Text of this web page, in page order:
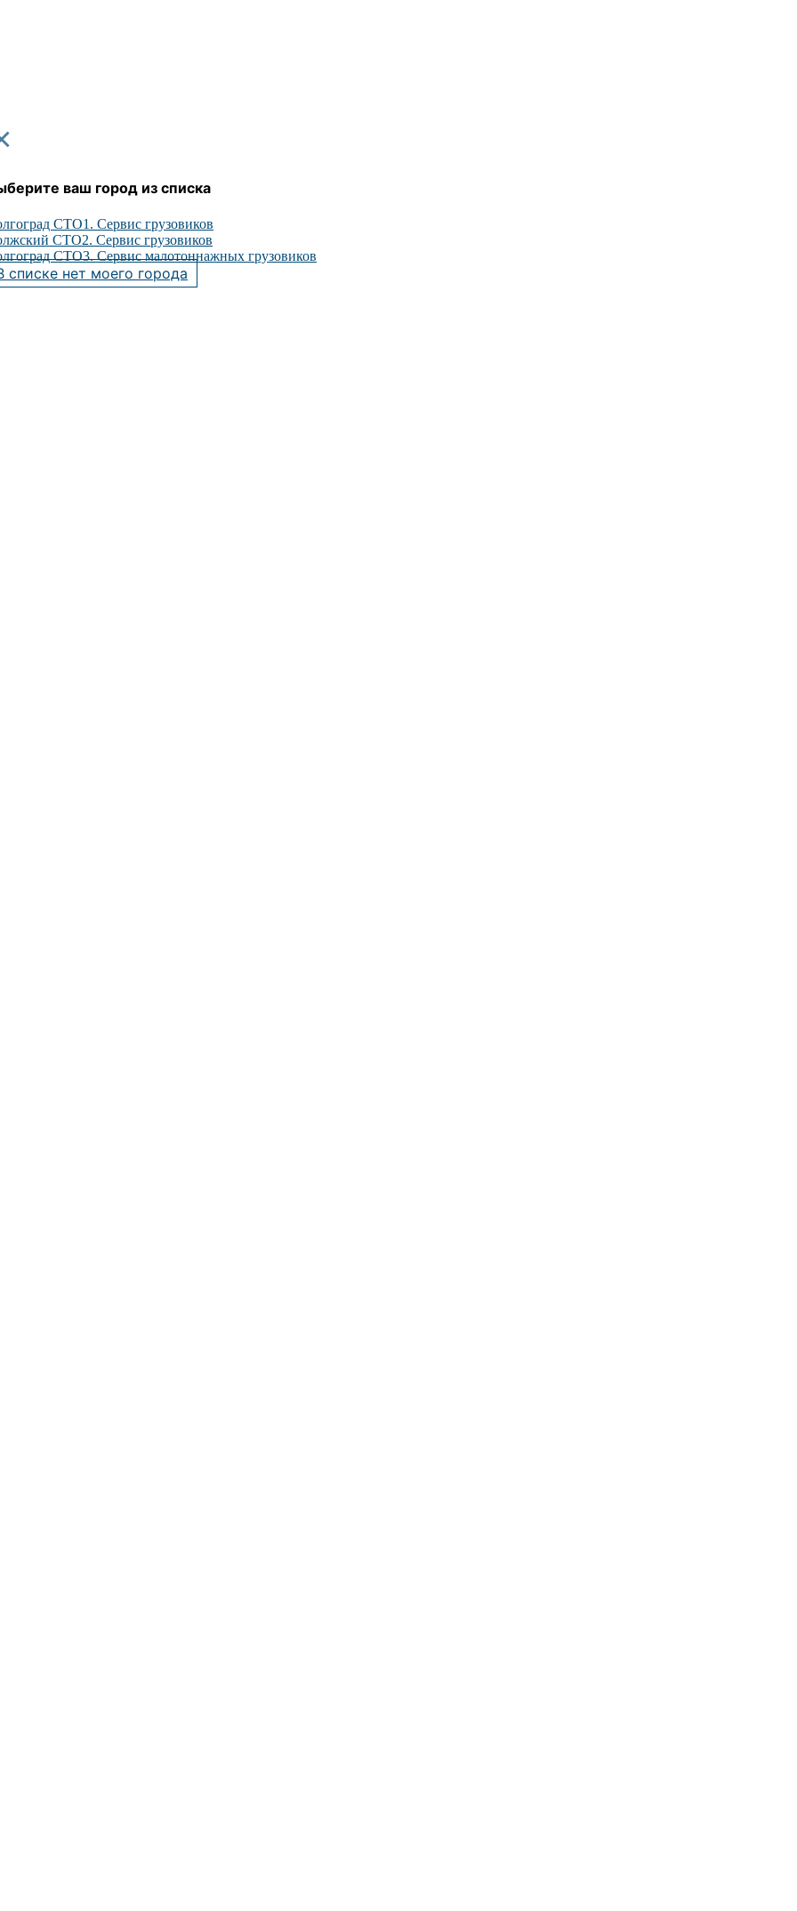
ваш город из списка
СТО1. Сервис грузовиков
СТО2. Сервис грузовиков
СТО3. Сервис малотоннажных грузовиков
списке нет моего города